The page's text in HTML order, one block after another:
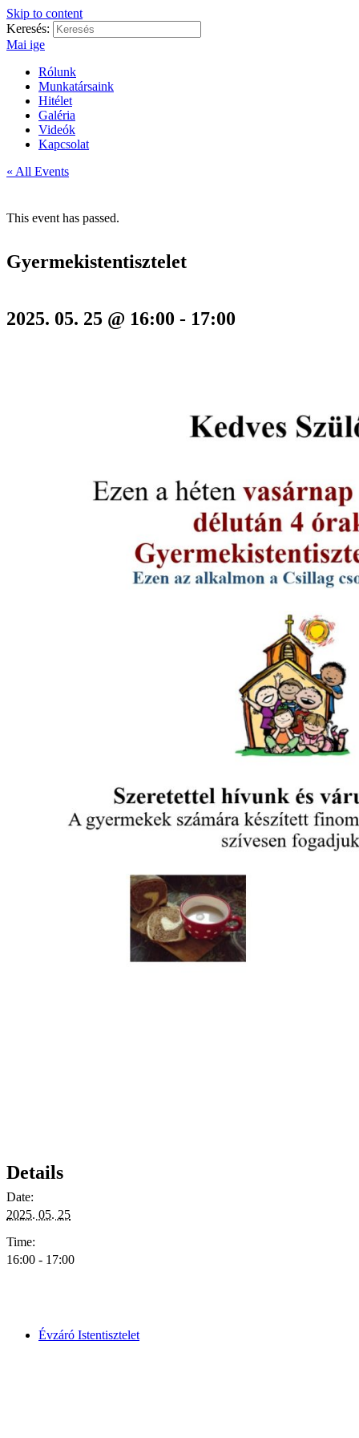
Skip to content
Keresés:
Mai ige
Rólunk
Munkatársaink
Hitélet
Galéria
Videók
Kapcsolat
« All Events
This event has passed.
Gyermekistentisztelet
2025. 05. 25 @ 16:00 - 17:00
Details
Date:
2025. 05. 25
Time:
16:00 - 17:00
Évzáró Istentisztelet